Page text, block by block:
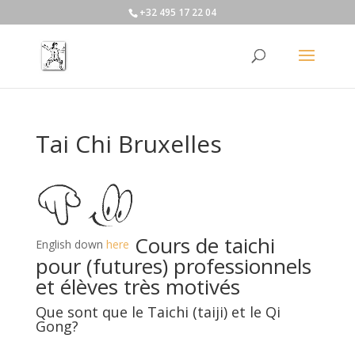
+32 495 17 22 04
Tai Chi Bruxelles
English down here Cours de taichi
pour (futures) professionnels
et élèves très motivés
Que sont que le Taichi (taiji) et le Qi
Gong?